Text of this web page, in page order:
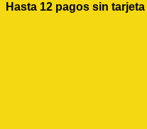
Hasta 12 pagos sin tarjeta